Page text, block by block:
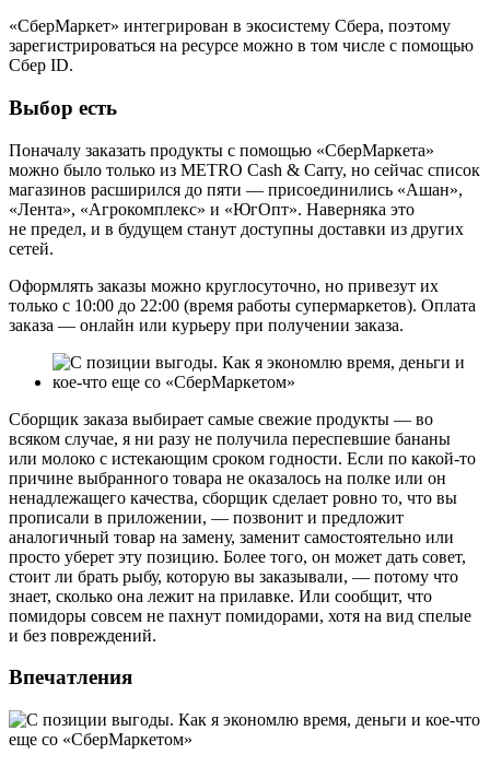
«СберМаркет» интегрирован в экосистему Сбера, поэтому
зарегистрироваться на ресурсе можно в том числе с помощью
Сбер ID.
Выбор есть
Поначалу заказать продукты с помощью «СберМаркета»
можно было только из METRO Cash & Carry, но сейчас список
магазинов расширился до пяти — присоединились «Ашан»,
«Лента», «Агрокомплекс» и «ЮгОпт». Наверняка это
не предел, и в будущем станут доступны доставки из других
сетей.
Оформлять заказы можно круглосуточно, но привезут их
только с 10:00 до 22:00 (время работы супермаркетов). Оплата
заказа — онлайн или курьеру при получении заказа.
Сборщик заказа выбирает самые свежие продукты — во
всяком случае, я ни разу не получила переспевшие бананы
или молоко с истекающим сроком годности. Если по какой-то
причине выбранного товара не оказалось на полке или он
ненадлежащего качества, сборщик сделает ровно то, что вы
прописали в приложении, — позвонит и предложит
аналогичный товар на замену, заменит самостоятельно или
просто уберет эту позицию. Более того, он может дать совет,
стоит ли брать рыбу, которую вы заказывали, — потому что
знает, сколько она лежит на прилавке. Или сообщит, что
помидоры совсем не пахнут помидорами, хотя на вид спелые
и без повреждений.
Впечатления